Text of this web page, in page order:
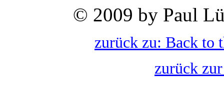
© 2009 by Paul
zurück zu: Back to
zurück